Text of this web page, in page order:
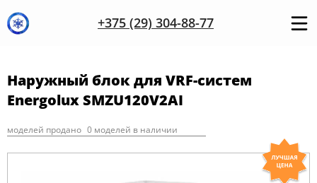
+375 (29) 304-88-77
Наружный блок для VRF-систем
Energolux SMZU120V2AI
моделей продано 0 моделей в наличии